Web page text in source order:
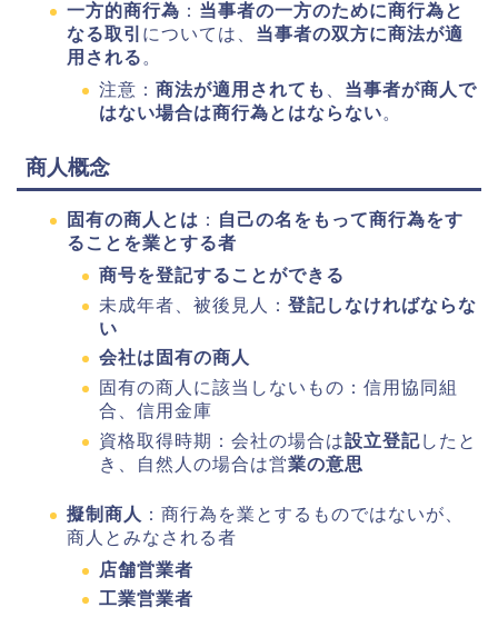
一方的商行為 ： 当事者の一方のために商行為と
なる取引 については、 当事者の双方に商法が適
用される 。
注意： 商法が適用されても
当事者が商人で
はない場合は商行為とはならない。
商人概念
固有の商人とは ： 自己の名をもって商行為をす
ることを業とする者
商号を登記することができる
未成年者、被後見人： 登記しなければならな
い
会社は固有の商人
固有の商人に該当しないもの：信用協同組
合、信用金庫
資格取得時期：会社の場合は設立登記したと
き、自然人の場合は営業の意思
擬制商人 ：商行為を業とするものではないが、
商人とみなされる者
店舗営業者
工業営業者